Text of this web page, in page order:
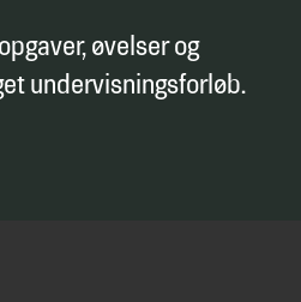
øvelser og
undervisningsforløb.